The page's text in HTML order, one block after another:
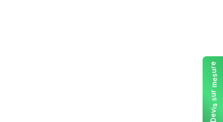
D
e
v
i
s
s
u
r
m
e
s
u
r
e